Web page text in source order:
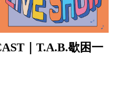
｜T.A.B.歇困一